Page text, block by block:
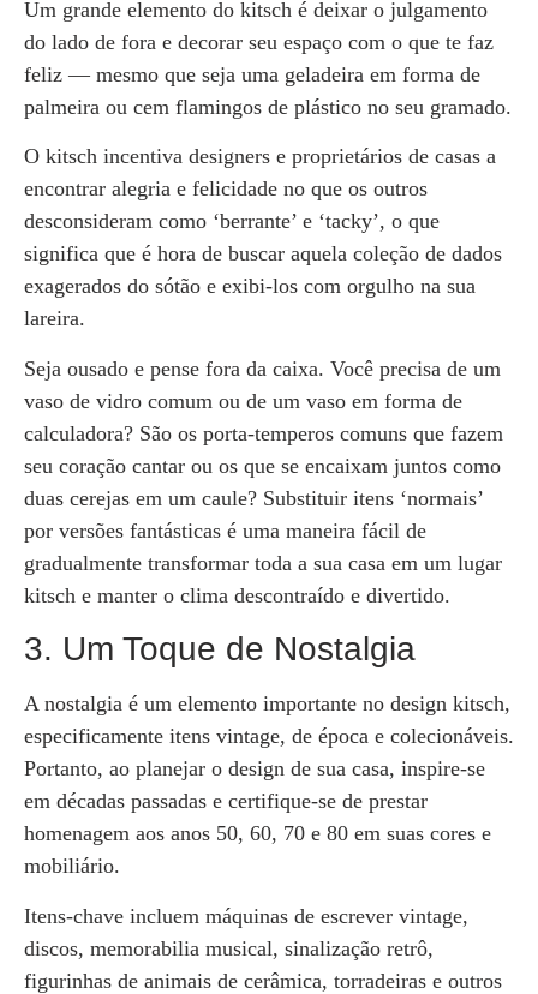
Um grande elemento do kitsch é deixar o julgamento
do lado de fora e decorar seu espaço com o que te faz
feliz — mesmo que seja uma geladeira em forma de
palmeira ou cem flamingos de plástico no seu gramado.
O kitsch incentiva designers e proprietários de casas a
encontrar alegria e felicidade no que os outros
desconsideram como ‘berrante’ e ‘tacky’, o que
significa que é hora de buscar aquela coleção de dados
exagerados do sótão e exibi-los com orgulho na sua
lareira.
Seja ousado e pense fora da caixa. Você precisa de um
vaso de vidro comum ou de um vaso em forma de
calculadora? São os porta-temperos comuns que fazem
seu coração cantar ou os que se encaixam juntos como
duas cerejas em um caule? Substituir itens ‘normais’
por versões fantásticas é uma maneira fácil de
gradualmente transformar toda a sua casa em um lugar
kitsch e manter o clima descontraído e divertido.
3. Um Toque de Nostalgia
A nostalgia é um elemento importante no design kitsch,
especificamente itens vintage, de época e colecionáveis.
Portanto, ao planejar o design de sua casa, inspire-se
em décadas passadas e certifique-se de prestar
homenagem aos anos 50, 60, 70 e 80 em suas cores e
mobiliário.
Itens-chave incluem máquinas de escrever vintage,
discos, memorabilia musical, sinalização retrô,
figurinhas de animais de cerâmica, torradeiras e outros